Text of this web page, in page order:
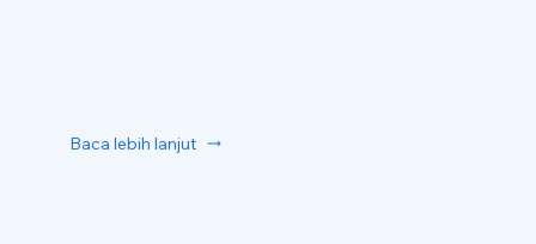
Baca lebih lanjut